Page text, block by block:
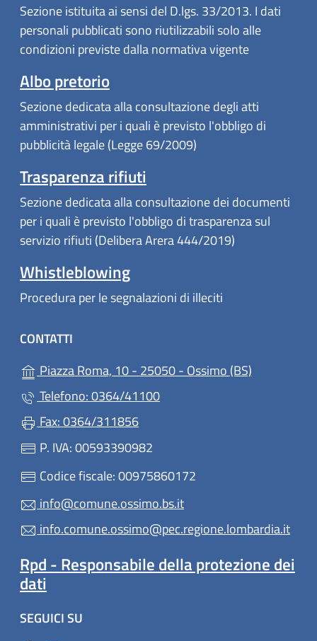
Sezione istituita ai sensi del D.lgs. 33/2013. I dati
personali pubblicati sono riutilizzabili solo alle
condizioni previste dalla normativa vigente
Albo pretorio
Sezione dedicata alla consultazione degli atti
amministrativi per i quali è previsto l'obbligo di
pubblicità legale (Legge 69/2009)
Trasparenza rifiuti
Sezione dedicata alla consultazione dei documenti
per i quali è previsto l'obbligo di trasparenza sul
servizio rifiuti (Delibera Arera 444/2019)
Whistleblowing
Procedura per le segnalazioni di illeciti
CONTATTI
Piazza Roma, 10 - 25050 - Ossimo (BS)
Telefono: 0364/41100
Fax: 0364/311856
P. IVA: 00593390982
Codice fiscale: 00975860172
info@comune.ossimo.bs.it
info.comune.ossimo@pec.regione.lombardia.it
Rpd - Responsabile della protezione dei
dati
SEGUICI SU